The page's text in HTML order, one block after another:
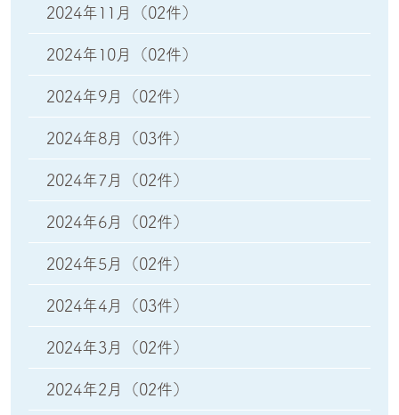
2024年11月 （02件）
2024年10月 （02件）
2024年9月 （02件）
2024年8月 （03件）
2024年7月 （02件）
2024年6月 （02件）
2024年5月 （02件）
2024年4月 （03件）
2024年3月 （02件）
2024年2月 （02件）